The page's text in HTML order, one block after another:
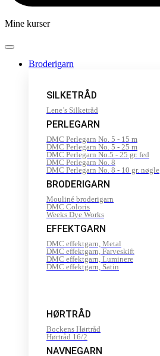
Mine kurser
Broderigarn
SILKETRÅD
Lene’s Silketråd
PERLEGARN
DMC Perlegarn No. 5 - 15 m
DMC Perlegarn No. 5 - 25 m
DMC Perlegarn No.5 - 25 gr. fed
DMC Perlegarn No. 8
DMC Perlegarn No. 8 - 10 gr. nøgle
BRODERIGARN
Mouliné broderigarn
DMC Coloris
Weeks Dye Works
EFFEKTGARN
DMC effektgarn, Metal
DMC effektgarn, Farveskift
DMC effektgarn, Luminere
DMC effektgarn, Satin
HØRTRÅD
Bockens Hørtråd
Hørtråd 16/2
NAVNEGARN